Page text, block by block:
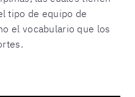
tipo de equipo de
el vocabulario que los